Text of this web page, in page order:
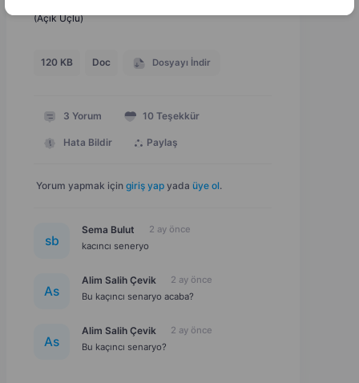
(Açık Uçlu)
120 KB Doc Dosyayı İndir
3 Yorum 10 Teşekkür
Hata Bildir Paylaş
Yorum yapmak için giriş yap yada üye ol.
sb
Sema Bulut
2 ay önce
kacıncı seneryo
As
Alim Salih Çevik
2 ay önce
Bu kaçıncı senaryo acaba?
As
Alim Salih Çevik
2 ay önce
Bu kaçıncı senaryo?